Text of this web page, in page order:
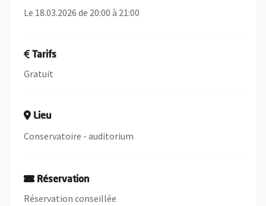
Le 18.03.2026 de 20:00 à 21:00
Tarifs
Gratuit
Lieu
Conservatoire - auditorium
Réservation
Réservation conseillée